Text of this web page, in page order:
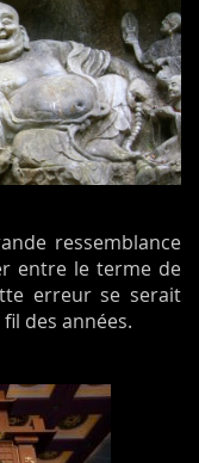
ressemblance
entre le terme de
erreur se serait
des années.